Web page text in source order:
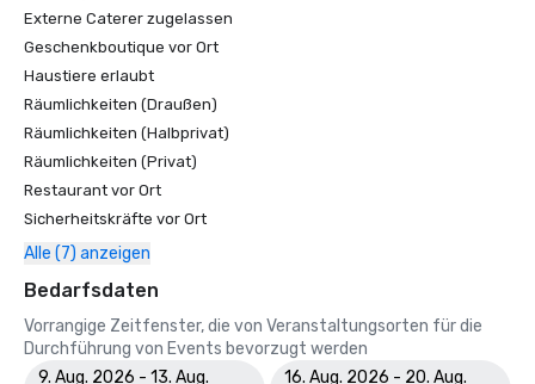
Externe Caterer zugelassen
Geschenkboutique vor Ort
Haustiere erlaubt
Räumlichkeiten (Draußen)
Räumlichkeiten (Halbprivat)
Räumlichkeiten (Privat)
Restaurant vor Ort
Sicherheitskräfte vor Ort
Alle (7) anzeigen
Bedarfsdaten
Vorrangige Zeitfenster, die von Veranstaltungsorten für die
Durchführung von Events bevorzugt werden
9. Aug. 2026 - 13. Aug.
16. Aug. 2026 - 20. Aug.